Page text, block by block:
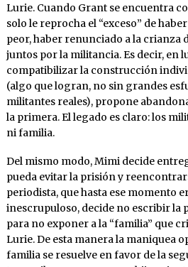
Lurie. Cuando Grant se encuentra
solo le reprocha el “exceso” de
peor, haber renunciado a la crianza
juntos por la militancia. Es decir, en
compatibilizar la construcción
(algo que logran, no sin grandes
militantes reales), propone
la primera. El legado es claro: los
ni familia.
Del mismo modo, Mimi decide
pueda evitar la prisión y
periodista, que hasta ese momento
inescrupuloso, decide no escribir la
para no exponer a la “familia” que
Lurie. De esta manera la maniquea
familia se resuelve en favor de la